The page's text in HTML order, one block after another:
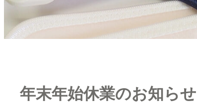
年末年始休業のお知らせ